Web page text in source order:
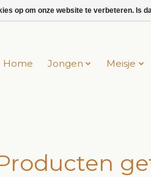
Home Jongen Meisje
op om onze website te verbeteren. Is